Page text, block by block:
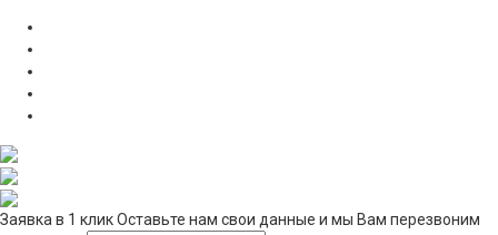
Заявка в 1 кликОставьте нам свои данные и мы Вам перезвоним